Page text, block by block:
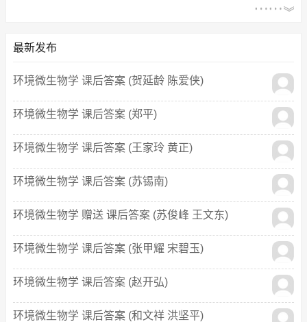
包头市师范学院、厦门大学、海南大学、华中工学院、大庆体育运动学
院、内江师范学院、山西农业大学、华中科技大学武昌分校 等。
最新发布
环境微生物学 课后答案 (贺延龄 陈爱侠)
环境微生物学 课后答案 (郑平)
环境微生物学 课后答案 (王家玲 黄正)
环境微生物学 课后答案 (苏锡南)
环境微生物学 赠送 课后答案 (苏俊峰 王文东)
环境微生物学 课后答案 (张甲耀 宋碧玉)
环境微生物学 课后答案 (赵开弘)
环境微生物学 课后答案 (和文祥 洪坚平)